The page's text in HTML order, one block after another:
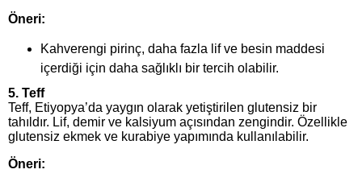
Öneri:
Kahverengi pirinç, daha fazla lif ve besin maddesi
içerdiği için daha sağlıklı bir tercih olabilir.
5. Teff
Teff, Etiyopya’da yaygın olarak yetiştirilen glutensiz bir
tahıldır. Lif, demir ve kalsiyum açısından zengindir. Özellikle
glutensiz ekmek ve kurabiye yapımında kullanılabilir.
Öneri: